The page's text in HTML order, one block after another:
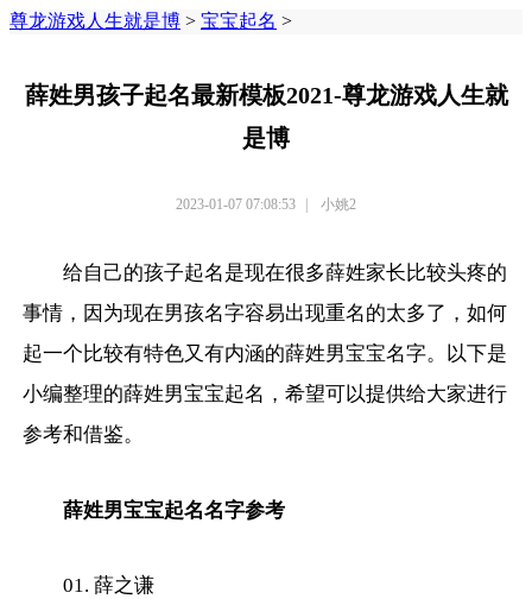
尊龙游戏人生就是博 > 宝宝起名 >
薛姓男孩子起名最新模板2021-尊龙游戏人生就
是博
2023-01-07 07:08:53 | 小姚2
给自己的孩子起名是现在很多薛姓家长比较头疼的
事情，因为现在男孩名字容易出现重名的太多了，如何
起一个比较有特色又有内涵的薛姓男宝宝名字。以下是
小编整理的薛姓男宝宝起名，希望可以提供给大家进行
参考和借鉴。
薛姓男宝宝起名名字参考
01. 薛之谦